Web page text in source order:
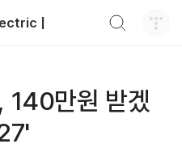
|
140만원 받겠